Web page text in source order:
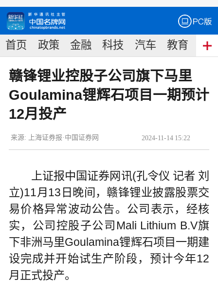
首页 政策 金融 科技 汽车 教育 食
赣锋锂业控股子公司旗下马里
Goulamina锂辉石项目一期预计
12月投产
2024-11-14 15:22
来源: 上海证券报·中国证券网
上证报中国证券网讯(孔令仪 记者 刘
立)11月13日晚间，赣锋锂业披露股票交
易价格异常波动公告。公司表示，经核
实，公司控股子公司Mali Lithium B.V旗
下非洲马里Goulamina锂辉石项目一期建
设完成并开始试生产阶段，预计今年12
月正式投产。